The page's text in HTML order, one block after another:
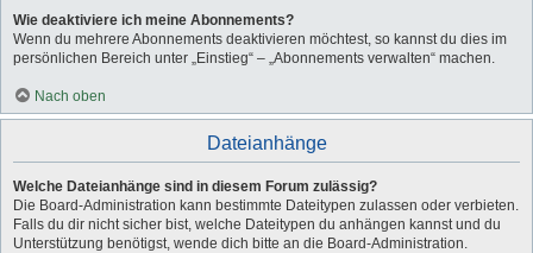
Wie deaktiviere ich meine Abonnements?
Wenn du mehrere Abonnements deaktivieren möchtest, so kannst du dies im
persönlichen Bereich unter „Einstieg“ – „Abonnements verwalten“ machen.
Nach oben
Dateianhänge
Welche Dateianhänge sind in diesem Forum zulässig?
Die Board-Administration kann bestimmte Dateitypen zulassen oder verbieten.
Falls du dir nicht sicher bist, welche Dateitypen du anhängen kannst und du
Unterstützung benötigst, wende dich bitte an die Board-Administration.